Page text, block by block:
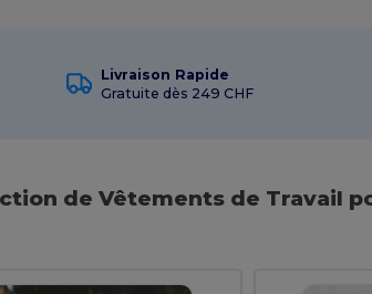
Livraison Rapide
Gratuite dès 249 CHF
de Vêtements de Travail